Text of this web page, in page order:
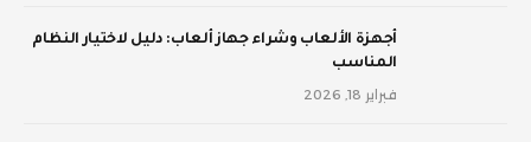
أجهزة الألعاب وشراء جهاز ألعاب: دليل لاختيار النظام
المناسب
فبراير 18, 2026